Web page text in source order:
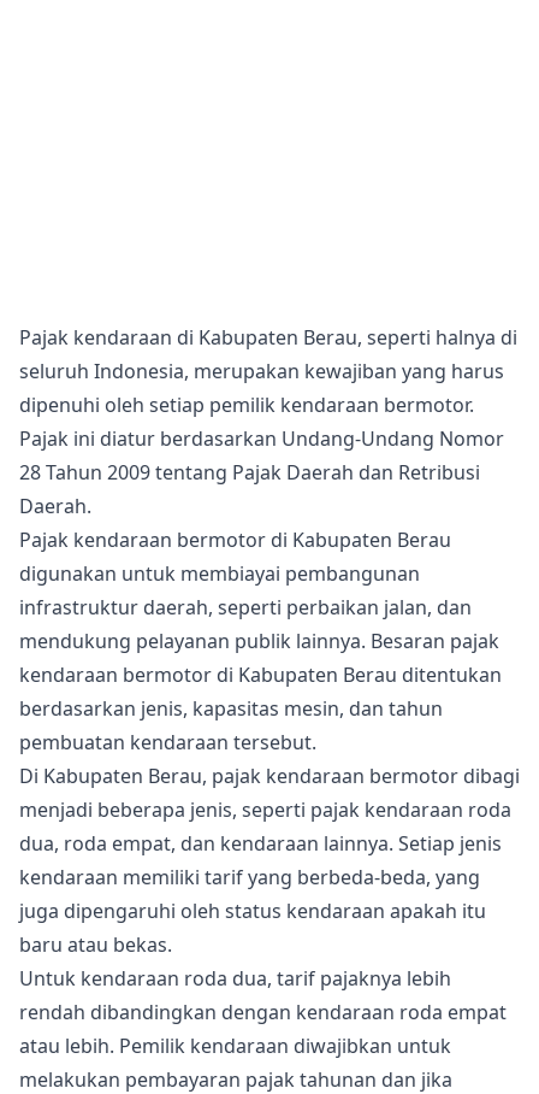
Pajak kendaraan di Kabupaten Berau, seperti halnya di
seluruh Indonesia, merupakan kewajiban yang harus
dipenuhi oleh setiap pemilik kendaraan bermotor.
Pajak ini diatur berdasarkan Undang-Undang Nomor
28 Tahun 2009 tentang Pajak Daerah dan Retribusi
Daerah.
Pajak kendaraan bermotor di Kabupaten Berau
digunakan untuk membiayai pembangunan
infrastruktur daerah, seperti perbaikan jalan, dan
mendukung pelayanan publik lainnya. Besaran pajak
kendaraan bermotor di Kabupaten Berau ditentukan
berdasarkan jenis, kapasitas mesin, dan tahun
pembuatan kendaraan tersebut.
Di Kabupaten Berau, pajak kendaraan bermotor dibagi
menjadi beberapa jenis, seperti pajak kendaraan roda
dua, roda empat, dan kendaraan lainnya. Setiap jenis
kendaraan memiliki tarif yang berbeda-beda, yang
juga dipengaruhi oleh status kendaraan apakah itu
baru atau bekas.
Untuk kendaraan roda dua, tarif pajaknya lebih
rendah dibandingkan dengan kendaraan roda empat
atau lebih. Pemilik kendaraan diwajibkan untuk
melakukan pembayaran pajak tahunan dan jika